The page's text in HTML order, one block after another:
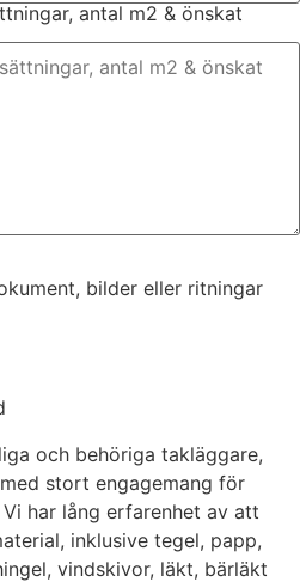
antal m2 & önskat
bilder eller ritningar
och behöriga takläggare,
stort engagemang för
har lång erfarenhet av att
inklusive tegel, papp,
vindskivor, läkt, bärläkt